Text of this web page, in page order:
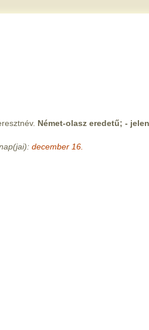
Német-olasz eredetű; -
december 16.